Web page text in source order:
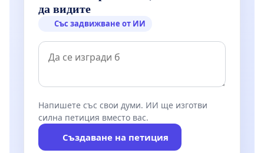
да видите
Със задвижване от ИИ
Напишете със свои думи. ИИ ще изготви
силна петиция вместо вас.
Създаване на петиция